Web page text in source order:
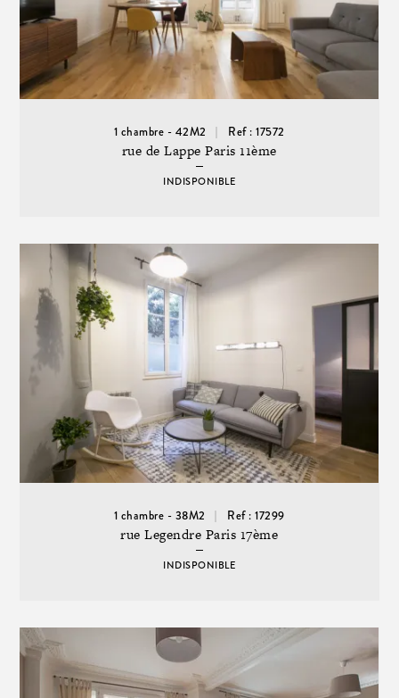
1 chambre - 42M2 Ref : 17572
rue de Lappe Paris 11ème
INDISPONIBLE
1 chambre - 38M2 Ref : 17299
rue Legendre Paris 17ème
INDISPONIBLE